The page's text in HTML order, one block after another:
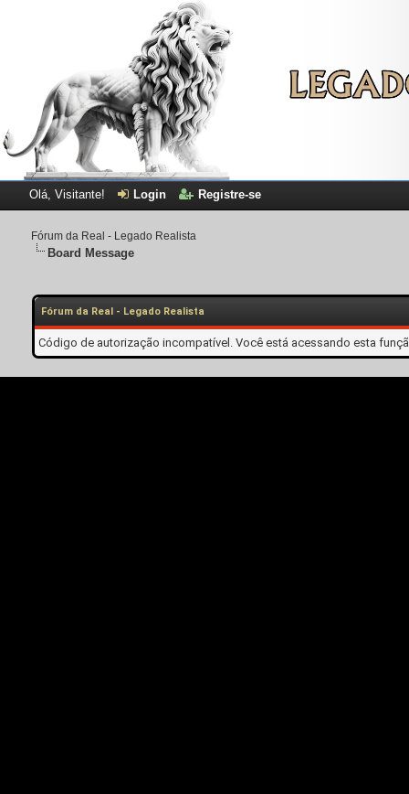
Olá, Visitante! Login Registre-se
Fórum da Real - Legado Realista
Board Message
Fórum da Real - Legado Realista
Código de autorização incompatível. Você está acessando esta